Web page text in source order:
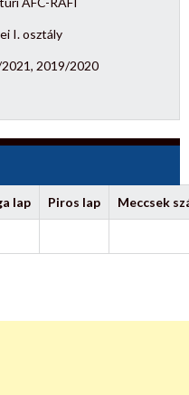
I. osztály
2019/2020
lap Piros lap Meccsek